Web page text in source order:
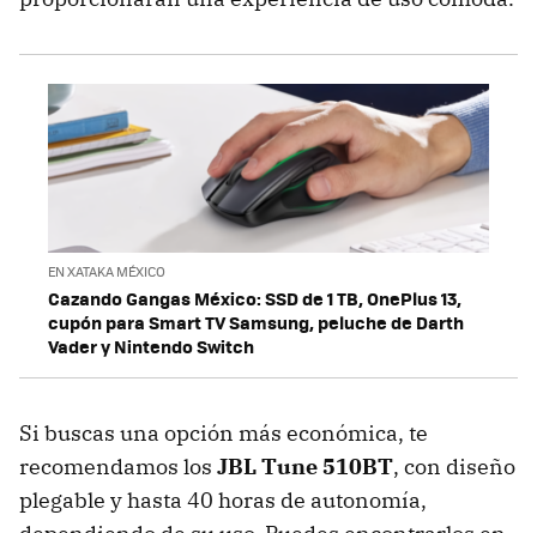
EN XATAKA MÉXICO
Cazando Gangas México: SSD de 1 TB, OnePlus 13,
cupón para Smart TV Samsung, peluche de Darth
Vader y Nintendo Switch
Si buscas una opción más económica, te
recomendamos los JBL Tune 510BT, con diseño
plegable y hasta 40 horas de autonomía,